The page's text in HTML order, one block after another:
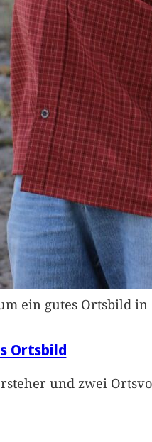
ein gutes Ortsbild
Ortsbild
und zwei